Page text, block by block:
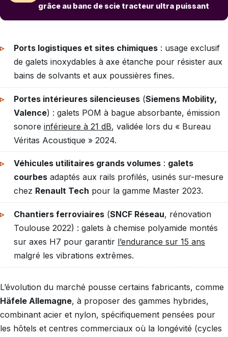
grâce au banc de scie tracteur ultra puissant
Ports logistiques et sites chimiques : usage exclusif
de galets inoxydables à axe étanche pour résister aux
bains de solvants et aux poussières fines.
Portes intérieures silencieuses (Siemens Mobility,
Valence) : galets POM à bague absorbante, émission
sonoreinférieure à 21 dB, validée lors du « Bureau
Véritas Acoustique » 2024.
Véhicules utilitaires grands volumes : galets
courbes adaptés aux rails profilés, usinés sur-mesure
chez Renault Tech pour la gamme Master 2023.
Chantiers ferroviaires (SNCF Réseau, rénovation
Toulouse 2022) : galets à chemise polyamide montés
sur axes H7 pour garantir l’endurance sur 15 ans
malgré les vibrations extrêmes.
L’évolution du marché pousse certains fabricants, comme
Häfele Allemagne, à proposer des gammes hybrides,
combinant acier et nylon, spécifiquement pensées pour
les hôtels et centres commerciaux où la longévité (cycles